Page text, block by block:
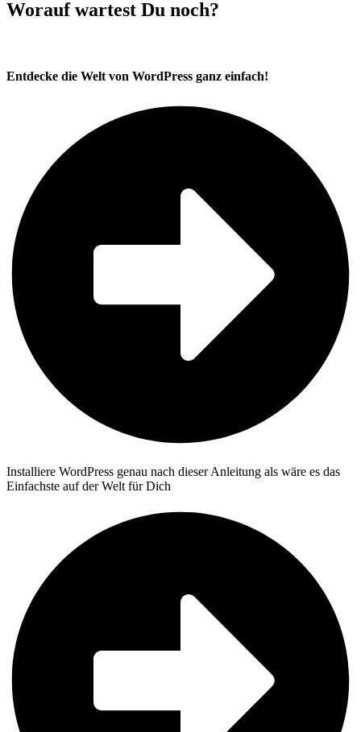
Worauf wartest Du noch?
Entdecke die Welt von WordPress ganz einfach!
Installiere WordPress genau nach dieser Anleitung als wäre es das
Einfachste auf der Welt für Dich